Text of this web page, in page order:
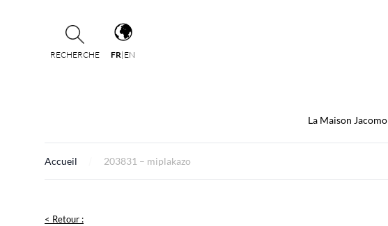
RECHERCHE FR| EN
La Maison Jacomo
Accueil 203831 – miplakazo
< Retour :